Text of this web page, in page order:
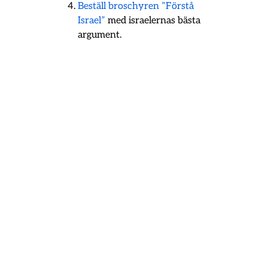
Beställ broschyren ”Förstå
Israel” med israelernas bästa
argument.